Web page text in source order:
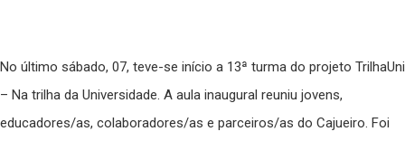
No último sábado, 07, teve-se início a 13ª turma do projeto TrilhaUni
– Na trilha da Universidade. A aula inaugural reuniu jovens,
educadores/as, colaboradores/as e parceiros/as do Cajueiro. Foi